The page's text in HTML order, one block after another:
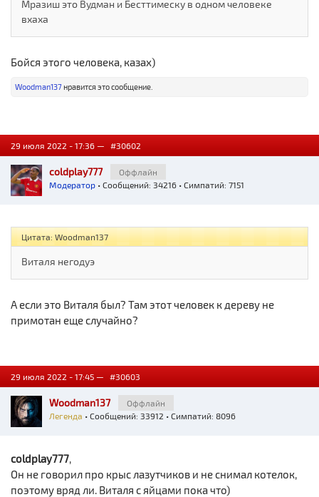
Мразиш это Вудман и Бесттимеску в одном человеке
вхаха
Бойся этого человека, казах)
Woodman137нравится это сообщение.
29 июля 2022 - 17:36 — #30602
coldplay777
Оффлайн
Модератор • Сообщений: 34216 • Симпатий: 7151
Цитата: Woodman137
Виталя негодуэ
А если это Виталя был? Там этот человек к дереву не
примотан еще случайно?
29 июля 2022 - 17:45 — #30603
Woodman137
Оффлайн
Легенда • Сообщений: 33912 • Симпатий: 8096
coldplay777,
Он не говорил про крыс лазутчиков и не снимал котелок,
поэтому вряд ли. Виталя с яйцами пока что)